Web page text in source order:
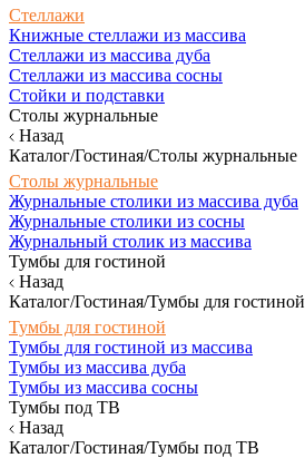
Стеллажи
Книжные стеллажи из массива
Стеллажи из массива дуба
Стеллажи из массива сосны
Стойки и подставки
Столы журнальные
Назад
Каталог/Гостиная/Столы журнальные
Столы журнальные
Журнальные столики из массива дуба
Журнальные столики из сосны
Журнальный столик из массива
Тумбы для гостиной
Назад
Каталог/Гостиная/Тумбы для гостиной
Тумбы для гостиной
Тумбы для гостиной из массива
Тумбы из массива дуба
Тумбы из массива сосны
Тумбы под ТВ
Назад
Каталог/Гостиная/Тумбы под ТВ